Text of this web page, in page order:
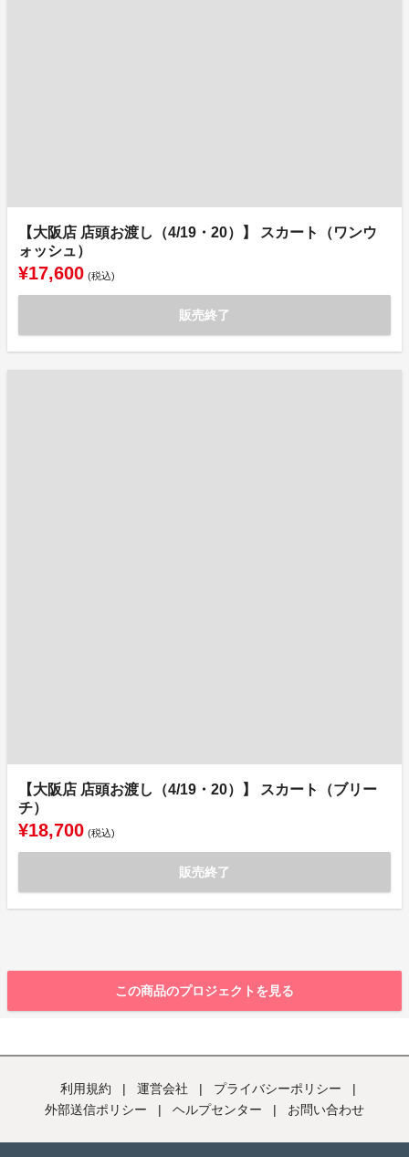
【大阪店 店頭お渡し（4/19・20）】 スカート（ワンウ
ォッシュ）
¥17,600 (税込)
販売終了
【大阪店 店頭お渡し（4/19・20）】 スカート（ブリー
チ）
¥18,700 (税込)
販売終了
この商品のプロジェクトを見る
利用規約 | 運営会社 | プライバシーポリシー
|
外部送信ポリシー
| ヘルプセンター | お問い合わせ